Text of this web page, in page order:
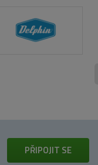
PŘIPOJIT SE